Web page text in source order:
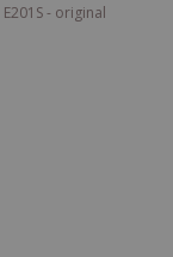
- original